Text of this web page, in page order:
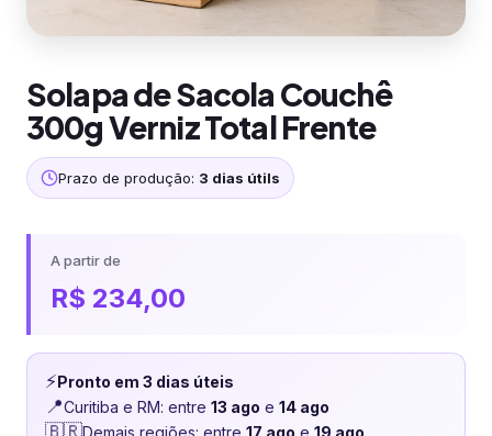
Solapa de Sacola Couchê
300g Verniz Total Frente
Prazo de produção: 3 dias útils
A partir de
R$ 234,00
⚡Pronto em 3 dias úteis
📍Curitiba e RM: entre 13 ago e 14 ago
🇧🇷Demais regiões: entre 17 ago e 19 ago